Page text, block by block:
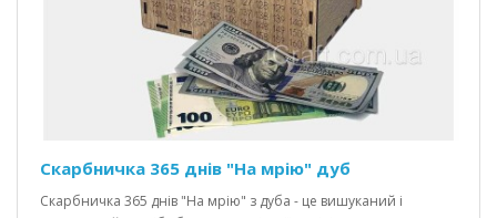
Скарбничка 365 днів "На мрію" дуб
Скарбничка 365 днів "На мрію" з дуба - це вишуканий і